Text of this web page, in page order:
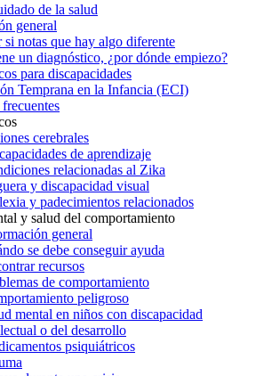
de la salud
general
si notas que hay algo diferente
un diagnóstico, ¿por dónde empiezo?
para discapacidades
Temprana en la Infancia (ECI)
cerebrales
de aprendizaje
relacionadas al Zika
y discapacidad visual
y padecimientos relacionados
y salud del comportamiento
general
se debe conseguir ayuda
recursos
de comportamiento
peligroso
mental en niños con discapacidad
o del desarrollo
psiquiátricos